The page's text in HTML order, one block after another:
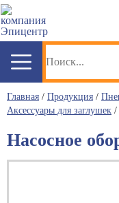
Главная / Продукция /
Аксессуары для заглушек /
Насосное